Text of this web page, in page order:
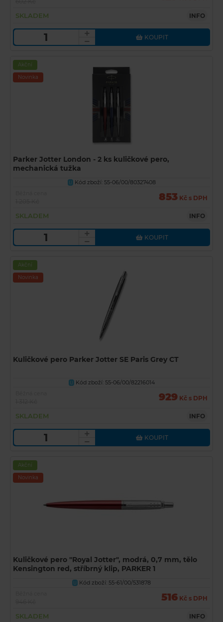
SKLADEM INFO
KOUPIT
Akční
Novinka
Parker Jotter London - 2 ks kuličkové pero,
mechanická tužka
U Kód zboží: 55-06/00/80327408
853 Kč s DPH
SKLADEM INFO
KOUPIT
Akční
Novinka
Kuličkové pero Parker Jotter SE Paris Grey CT
U Kód zboží: 55-06/00/82216014
929 Kč s DPH
SKLADEM INFO
KOUPIT
Akční
Novinka
Kuličkové pero "Royal Jotter", modrá, 0,7 mm, tělo
Kensington red, stříbrný klip, PARKER 1
U
Kód zboží: 55-61/00/531878
516 Kč s DPH
SKLADEM INFO